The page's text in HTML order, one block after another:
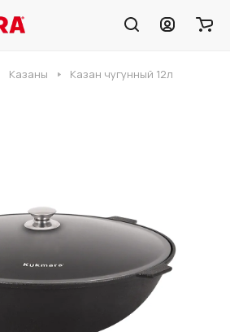
Казаны Казан чугунный 12л